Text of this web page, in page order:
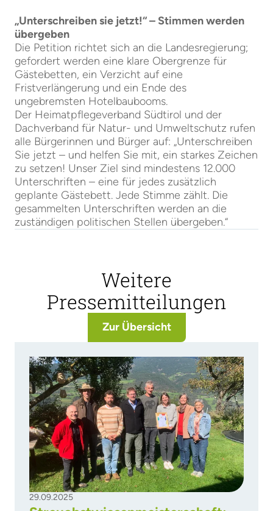
„Unterschreiben sie jetzt!“ – Stimmen werden
übergeben
Die Petition richtet sich an die Landesregierung;
gefordert werden eine klare Obergrenze für
Gästebetten, ein Verzicht auf eine
Fristverlängerung und ein Ende des
ungebremsten Hotelbaubooms.
Der Heimatpflegeverband Südtirol und der
Dachverband für Natur- und Umweltschutz rufen
alle Bürgerinnen und Bürger auf: „Unterschreiben
Sie jetzt – und helfen Sie mit, ein starkes Zeichen
zu setzen! Unser Ziel sind mindestens 12.000
Unterschriften – eine für jedes zusätzlich
geplante Gästebett. Jede Stimme zählt. Die
gesammelten Unterschriften werden an die
zuständigen politischen Stellen übergeben.“
Weitere
Pressemitteilungen
Zur Übersicht
29.09.2025